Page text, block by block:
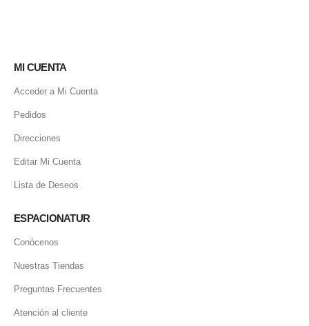
MI CUENTA
Acceder a Mi Cuenta
Pedidos
Direcciones
Editar Mi Cuenta
Lista de Deseos
ESPACIONATUR
Conócenos
Nuestras Tiendas
Preguntas Frecuentes
Atención al cliente